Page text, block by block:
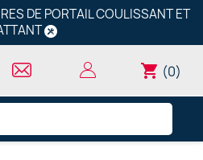
DE PORTAIL COULISSANT ET
shopping_cart (0)